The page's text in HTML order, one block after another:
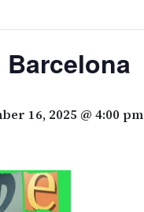
16, 2025 @ 4:00 pm